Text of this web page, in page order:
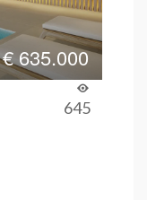
€ 635.000
645